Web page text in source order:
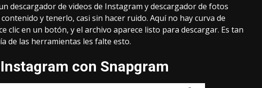
descargador de videos de Instagram y descargador de fotos
y tenerlo, casi sin hacer ruido. Aquí no hay curva de
clic en un botón, y el archivo aparece listo para descargar. Es tan
de las herramientas les falte esto.
con Snapgram